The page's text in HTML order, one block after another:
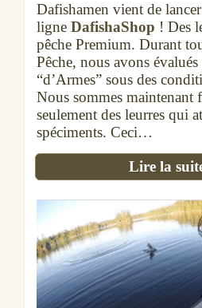
Dafishamen vient de
ligne DafishaShop ! Des
pêche Premium. Durant
Pêche, nous avons
“d’Armes” sous des
Nous sommes maintenant
seulement des leurres qui
spéciments. Ceci…
Lire la